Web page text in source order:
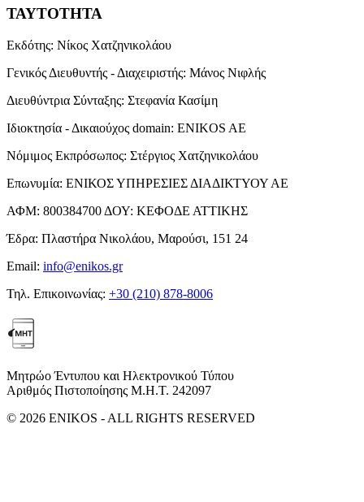
ΤΑΥΤΟΤΗΤΑ
Εκδότης: Νίκος Χατζηνικολάου
Γενικός Διευθυντής - Διαχειριστής: Μάνος Νιφλής
Διευθύντρια Σύνταξης: Στεφανία Κασίμη
Ιδιοκτησία - Δικαιούχος domain: ENIKOS AE
Νόμιμος Εκπρόσωπος: Στέργιος Χατζηνικολάου
Επωνυμία: ΕΝΙΚΟΣ ΥΠΗΡΕΣΙΕΣ ΔΙΑΔΙΚΤΥΟΥ ΑΕ
ΑΦΜ: 800384700 ΔΟΥ: ΚΕΦΟΔΕ ΑΤΤΙΚΗΣ
Έδρα: Πλαστήρα Νικολάου, Μαρούσι, 151 24
Email: info@enikos.gr
Τηλ. Επικοινωνίας: +30 (210) 878-8006
Μητρώο Έντυπου και Ηλεκτρονικού Τύπου
Αριθμός Πιστοποίησης Μ.Η.Τ. 242097
© 2026 ENIKOS - ALL RIGHTS RESERVED